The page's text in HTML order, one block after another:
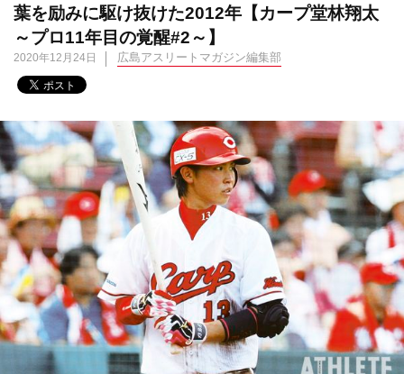
葉を励みに駆け抜けた2012年【カープ堂林翔太
～プロ11年目の覚醒#2～】
2020年12月24日 広島アスリートマガジン編集部